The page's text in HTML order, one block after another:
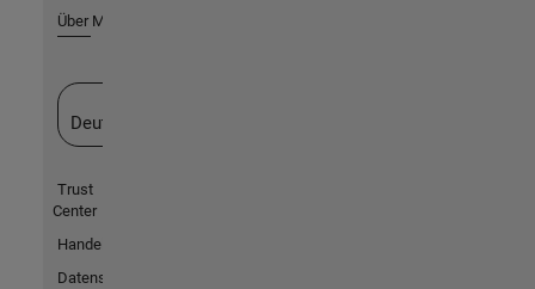
Über MathWorks
Deutschland
Trust
Center
Handelsmarken
Datenschutz-